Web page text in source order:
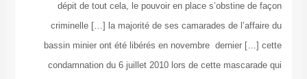
dépit de tout cela, le pouvoir en place s’obstine de façon
criminelle […] la majorité de ses camarades de l’affaire du
bassin minier ont été libérés en novembre dernier […] cette
condamnation du 6 juillet 2010 lors de cette mascarade qui